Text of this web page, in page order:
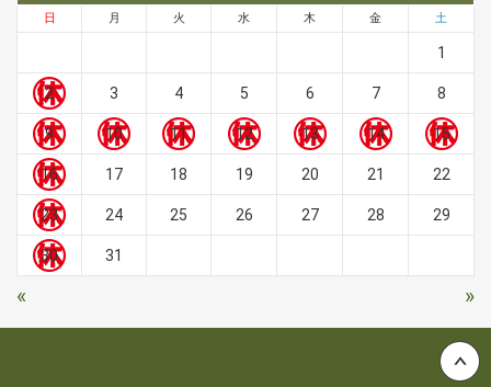
日 月 火 水 木 金 土
1
2 3 4 5 6 7 8
9 10 11 12 13 14 15
16 17 18 19 20 21 22
23 24 25 26 27 28 29
30 31
« »